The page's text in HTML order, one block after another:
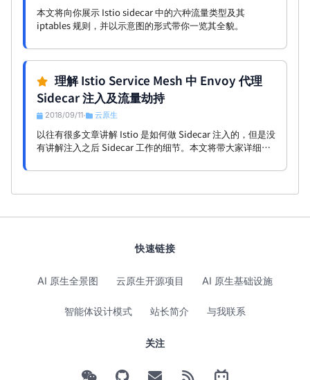
本文将向你展示 Istio sidecar 中的六种流量类型及其
iptables 规则，并以示意图的形式带你一览其全貌。
理解 Istio Service Mesh 中 Envoy 代理
Sidecar 注入及流量劫持
2018/09/11• 云原生
以往有很多文章讲解 Istio 是如何做 Sidecar 注入的，但是没
有讲解注入之后 Sidecar 工作的细节。本文将带大家详细了
序 Pod 中，及 Sidecar 是如何做劫持流量的。
快速链接
AI 原生全景图 云原生开源项目 AI 原生基础设施
智能体设计模式 站长简介 与我联系
关注